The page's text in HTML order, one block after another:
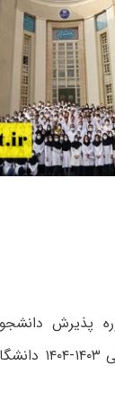
پذیرش
کارشناسی